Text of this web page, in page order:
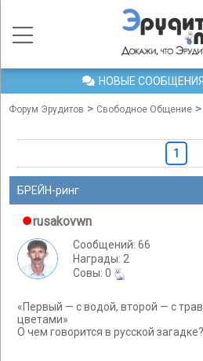
НОВЫЕ
Форум Эрудитов > Свободное Общение >
1
БРЕЙН-ринг
rusakovwn
Сообщений: 66
Награды: 2
Cовы: 0
«Первый — с водой, второй — с
цветами»
О чем говорится в русской загадке?